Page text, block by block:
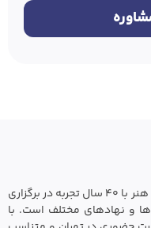
مرکز آموزش‌های تخصصی جهاد دانشگاهی هنر با ۴۰ سال تجربه در برگزاری
و نهادهای مختلف است. با